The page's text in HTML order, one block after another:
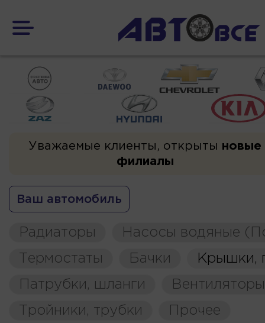
Уважаемые клиенты, открыты новые
филиалы
Ваш автомобиль
Радиаторы
Насосы водяные
Термостаты
Бачки
Крышки,
Патрубки, шланги
Тройники, трубки
Прочее